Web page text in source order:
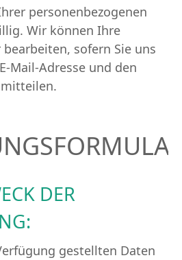
personenbezogenen
Wir können Ihre
sofern Sie uns
Mail-Adresse und den
DER
gestellten Daten